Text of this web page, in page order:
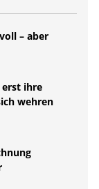
– aber
erst ihre
wehren